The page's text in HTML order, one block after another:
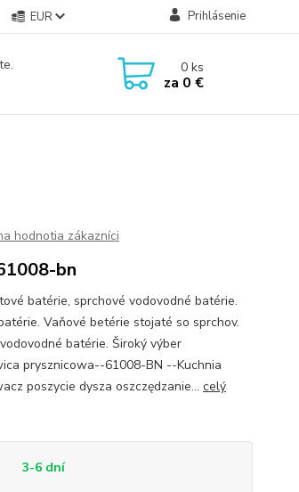
EUR Prihlásenie
0ks
za 0 €
hodnotia zákazníci
bn
batérie, sprchové vodovodné batérie.
Vaňové betérie stojaté so sprchov.
batérie. Široký výber
prysznicowa--61008-BN --Kuchnia
poszycie dysza oszczędzanie... celý
3-6 dní